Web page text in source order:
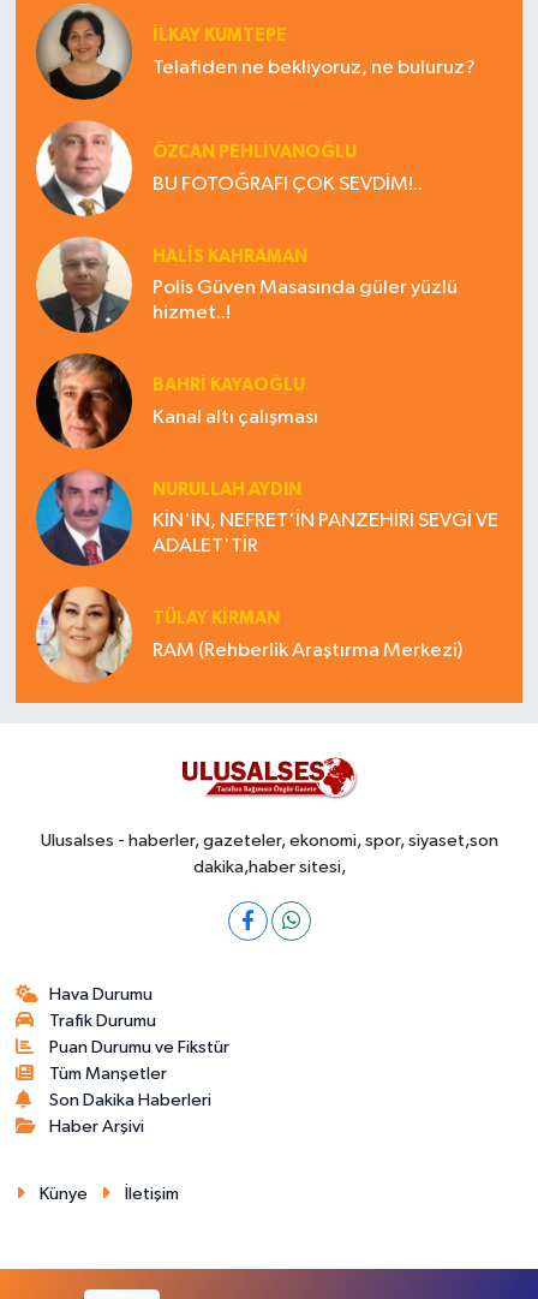
İLKAY KUMTEPE
Telafiden ne bekliyoruz, ne buluruz?
ÖZCAN PEHLİVANOĞLU
BU FOTOĞRAFI ÇOK SEVDİM!..
HALIS KAHRAMAN
Polis Güven Masasında güler yüzlü
hizmet..!
BAHRI KAYAOĞLU
Kanal altı çalışması
NURULLAH AYDIN
KİN'İN, NEFRET'İN PANZEHİRİ SEVGİ VE
ADALET'TİR
TÜLAY KİRMAN
RAM (Rehberlik Araştırma Merkezi)
Ulusalses - haberler, gazeteler, ekonomi, spor, siyaset,son
dakika,haber sitesi,
Hava Durumu
Trafik Durumu
Puan Durumu ve Fikstür
Tüm Manşetler
Son Dakika Haberleri
Haber Arşivi
Künye İletişim